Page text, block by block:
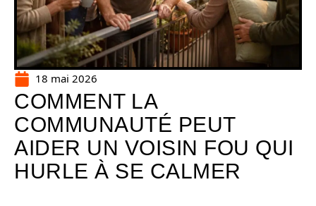
18 mai 2026
COMMENT LA
COMMUNAUTÉ PEUT
AIDER UN VOISIN FOU QUI
HURLE À SE CALMER